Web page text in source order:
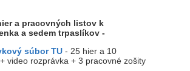
a pracovných listov k
a sedem trpaslíkov -
súbor TU - 25 hier a 10
video rozprávka + 3 pracovné zošity